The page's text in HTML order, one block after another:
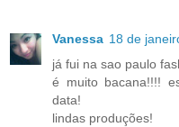
Vanessa 18 de
já fui na sao paulo
é muito bacana!!!!
data!
lindas produções!